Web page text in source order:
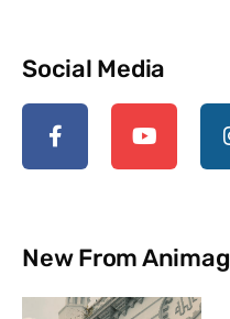
Social Media
New From Animag